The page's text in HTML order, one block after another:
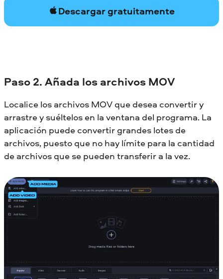
Descargar gratuitamente
Paso 2. Añada los archivos MOV
Localice los archivos MOV que desea convertir y
arrastre y suéltelos en la ventana del programa. La
aplicación puede convertir grandes lotes de
archivos, puesto que no hay límite para la cantidad
de archivos que se pueden transferir a la vez.